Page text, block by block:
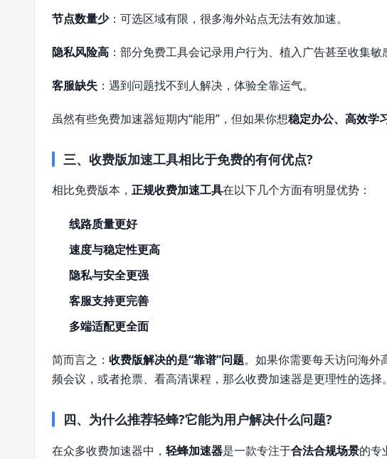
节点数量少：可选区域有限，很多海外站点无法有效加速。
隐私风险高 ：部分免费工具会记录用户行为、植入广告甚至收集敏
客服缺失 ：遇到问题找不到人解决，体验全靠运气。
虽然有些免费加速器短期内“能用”，但如果你想稳定办公、高效学
三、收费版加速工具相比于免费的有何优点?
相比免费版本， 正规收费加速工具在以下几个方面有明显优势：
线路质量更好
速度与稳定性更高
隐私与安全更强
客服支持更完善
多端适配更全面
简而言之： 收费版解决的是“靠谱”问题。如果你需要每天访问海外
频会议，或者抢票、看高清课程，那么收费加速器是更理性的选择。
四、为什么推荐轻蜂?它能为用户解决什么问题?
在众多收费加速器中， 轻蜂加速器是一款专注于合法合规场景的专